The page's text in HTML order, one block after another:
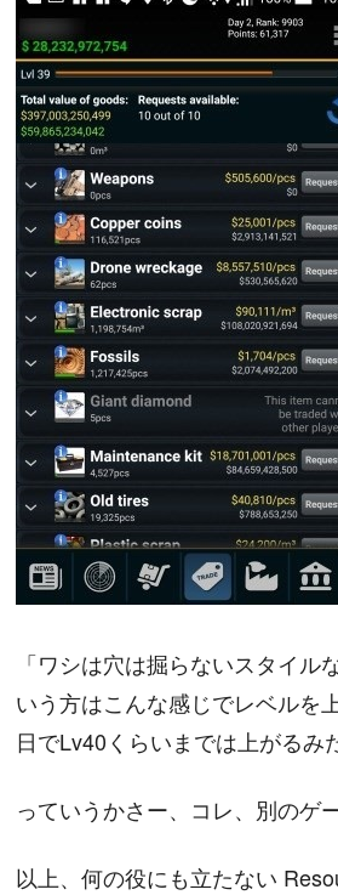
「ワシは穴は掘らないスタイル
いう方はこんな感じでレベルを
日でLv40くらいまでは上がるみ
っていうかさー、コレ、別のゲ
以上、何の役にも立たない